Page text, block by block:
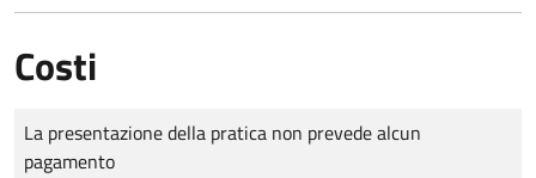
Costi
Tipo di pagamento
Importo
La presentazione della pratica non prevede alcun
pagamento